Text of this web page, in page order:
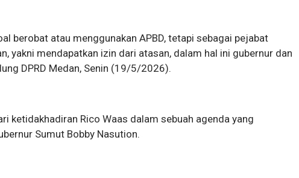
berobat atau menggunakan APBD, tetapi sebagai pejabat
yakni mendapatkan izin dari atasan, dalam hal ini gubernur dan
DPRD Medan, Senin (19/5/2026).
ketidakhadiran Rico Waas dalam sebuah agenda yang
Sumut Bobby Nasution.